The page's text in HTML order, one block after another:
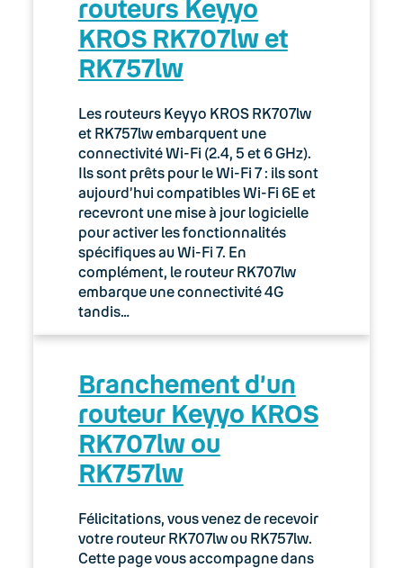
02. Espace client : Manager
03. Accès Internet
04. Téléphonie fixe
05. Téléphonie Mobile
06. Cybersécurité
Keyyo Connect
Keyyo Visio
routeurs Keyyo
KROS RK707lw et
RK757lw
Les routeurs Keyyo KROS RK707lw
et RK757lw embarquent une
connectivité Wi-Fi (2.4, 5 et 6 GHz).
Ils sont prêts pour le Wi-Fi 7 : ils sont
aujourd’hui compatibles Wi-Fi 6E et
recevront une mise à jour logicielle
pour activer les fonctionnalités
spécifiques au Wi-Fi 7. En
complément, le routeur RK707lw
embarque une connectivité 4G
tandis…
Branchement d’un
routeur Keyyo KROS
RK707lw ou
RK757lw
Félicitations, vous venez de recevoir
votre routeur RK707lw ou RK757lw.
Cette page vous accompagne dans